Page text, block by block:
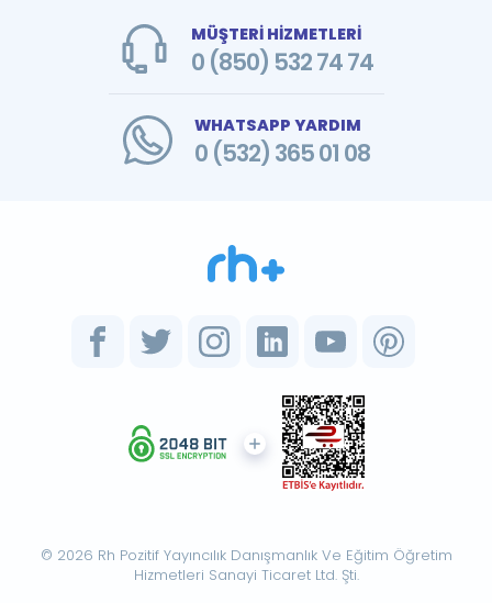
MÜŞTERİ HİZMETLERİ
0 (850) 532 74 74
WHATSAPP YARDIM
0 (532) 365 01 08
© 2026 Rh Pozitif Yayıncılık Danışmanlık Ve Eğitim Öğretim
Hizmetleri Sanayi Ticaret Ltd. Şti.